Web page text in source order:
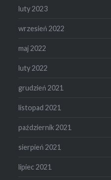
luty 2023
wrzesień 2022
maj 2022
luty 2022
grudzień 2021
listopad 2021
październik 2021
sierpień 2021
lipiec 2021